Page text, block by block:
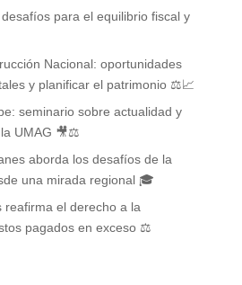
para el equilibrio fiscal y
Nacional: oportunidades
y planificar el patrimonio ⚖️📈
seminario sobre actualidad y
UMAG 🎥⚖️
aborda los desafíos de la
una mirada regional 🎓
reafirma el derecho a la
pagados en exceso ⚖️